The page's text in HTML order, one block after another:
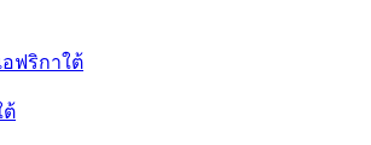
ต้